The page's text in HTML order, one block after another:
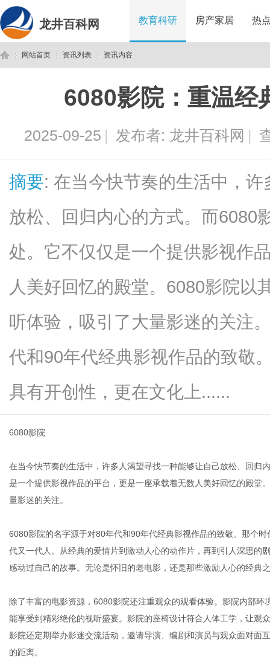
龙井百科网 教育科研 房产家居 热
网站首页 资讯列表
›
资讯内容
6080影院：重温经
2025-09-25 | 发布者: 龙井百科网 |
摘要: 在当今快节奏的生活中，
放松、回归内心的方式。而6080
处。它不仅仅是一个提供影视作
人美好回忆的殿堂。6080影院以
听体验，吸引了大量影迷的关注
代和90年代经典影视作品的致敬
具有开创性，更在文化上......
6080影院
在当今快节奏的生活中，许多人渴望寻找一种能够让自己放松、回归
是一个提供影视作品的平台，更是一座承载着无数人美好回忆的殿堂
量影迷的关注。
6080影院的名字源于对80年代和90年代经典影视作品的致敬。那个
代又一代人。从经典的爱情片到激动人心的动作片，再到引人深思的
感动过自己的故事。无论是怀旧的老电影，还是那些激励人心的经典
除了丰富的电影资源，6080影院还注重观众的观看体验。影院内部
能享受到精彩绝伦的视听盛宴。影院的座椅设计符合人体工学，让观
影院还定期举办影迷交流活动，邀请导演、编剧和演员与观众面对面
的距离。